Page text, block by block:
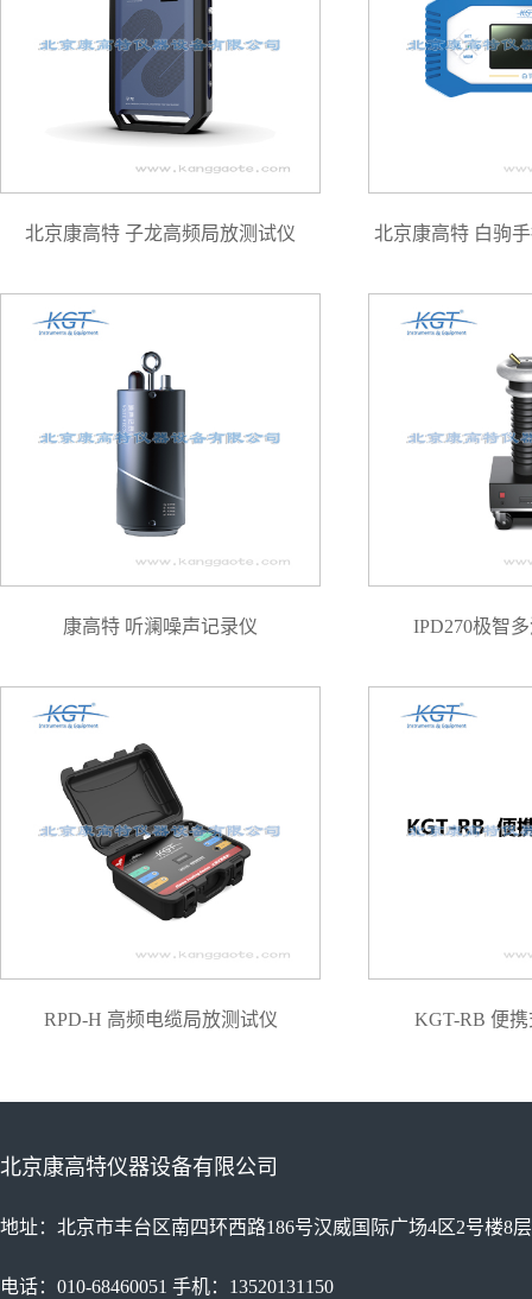
北京康高特 子龙高频局放测试仪 北京康高特 白驹
康高特 听澜噪声记录仪 IPD270极智
RPD-H 高频电缆局放测试仪 KGT-RB 便
北京康高特仪器设备有限公司
地址：北京市丰台区南四环西路186号汉威国际广场4区2号楼8层
电话：010-68460051 手机：13520131150